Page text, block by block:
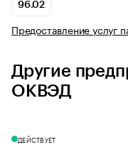
96.02
Предоставление услуг
Другие
ОКВЭД
ДЕЙСТВУЕТ